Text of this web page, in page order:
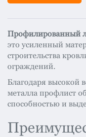
Профилированный
это усиленный
строительства
ограждений.
Благодаря высокой
металла профлист
способностью и